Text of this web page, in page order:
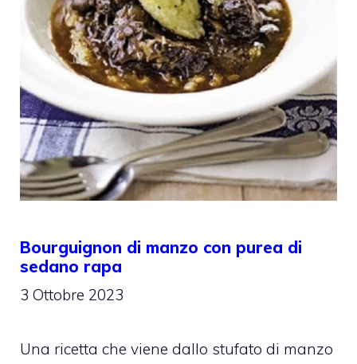
Bourguignon di manzo con purea di
sedano rapa
3 Ottobre 2023
Una ricetta che viene dallo stufato di manzo